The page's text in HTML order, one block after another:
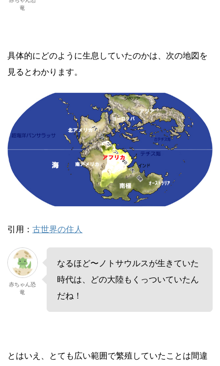
竜
具体的にどのように生息していたのかは、次の地図を
見るとわかります。
引用： 古世界の住人
赤ちゃん恐
竜
なるほど〜ノトサウルスが生きていた
時代は、どの大陸もくっついていたん
だね！
とはいえ、とても広い範囲で繁殖していたことは間違